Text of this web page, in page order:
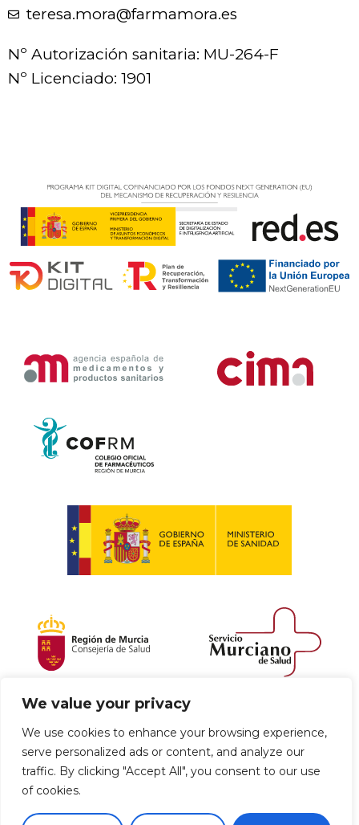
We value your privacy
We use cookies to enhance your browsing experience,
serve personalized ads or content, and analyze our
traffic. By clicking "Accept All", you consent to our use
of cookies.
teresa.mora@farmamora.es
Nº Autorización sanitaria: MU-264-F
Nº Licenciado: 1901
Política de envío y devoluciones
Política de privacidad Uso de cookies